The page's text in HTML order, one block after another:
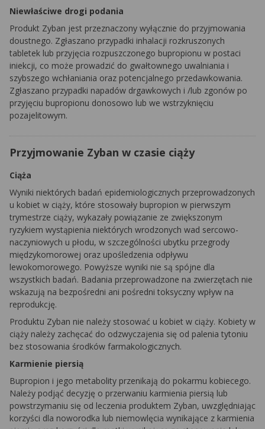
Niewłaściwe drogi podania
Produkt Zyban jest przeznaczony wyłącznie do przyjmowania
doustnego. Zgłaszano przypadki inhalacji rozkruszonych
tabletek lub przyjęcia rozpuszczonego bupropionu w postaci
iniekcji, co może prowadzić do gwałtownego uwalniania i
szybszego wchłaniania oraz potencjalnego przedawkowania.
Zgłaszano przypadki napadów drgawkowych i /lub zgonów po
przyjęciu bupropionu donosowo lub we wstrzyknięciu
pozajelitowym.
Przyjmowanie Zyban w czasie ciąży
Ciąża
Wyniki niektórych badań epidemiologicznych przeprowadzonych
u kobiet w ciąży, które stosowały bupropion w pierwszym
trymestrze ciąży, wykazały powiązanie ze zwiększonym
ryzykiem wystąpienia niektórych wrodzonych wad sercowo-
naczyniowych u płodu, w szczególności ubytku przegrody
międzykomorowej oraz upośledzenia odpływu
lewokomorowego. Powyższe wyniki nie są spójne dla
wszystkich badań. Badania przeprowadzone na zwierzętach nie
wskazują na bezpośredni ani pośredni toksyczny wpływ na
reprodukcję.
Produktu Zyban nie należy stosować u kobiet w ciąży. Kobiety w
ciąży należy zachęcać do odzwyczajenia się od palenia tytoniu
bez stosowania środków farmakologicznych.
Karmienie piersią
Bupropion i jego metabolity przenikają do pokarmu kobiecego.
Należy podjąć decyzję o przerwaniu karmienia piersią lub
powstrzymaniu się od leczenia produktem Zyban, uwzględniając
korzyści dla noworodka lub niemowlęcia wynikające z karmienia